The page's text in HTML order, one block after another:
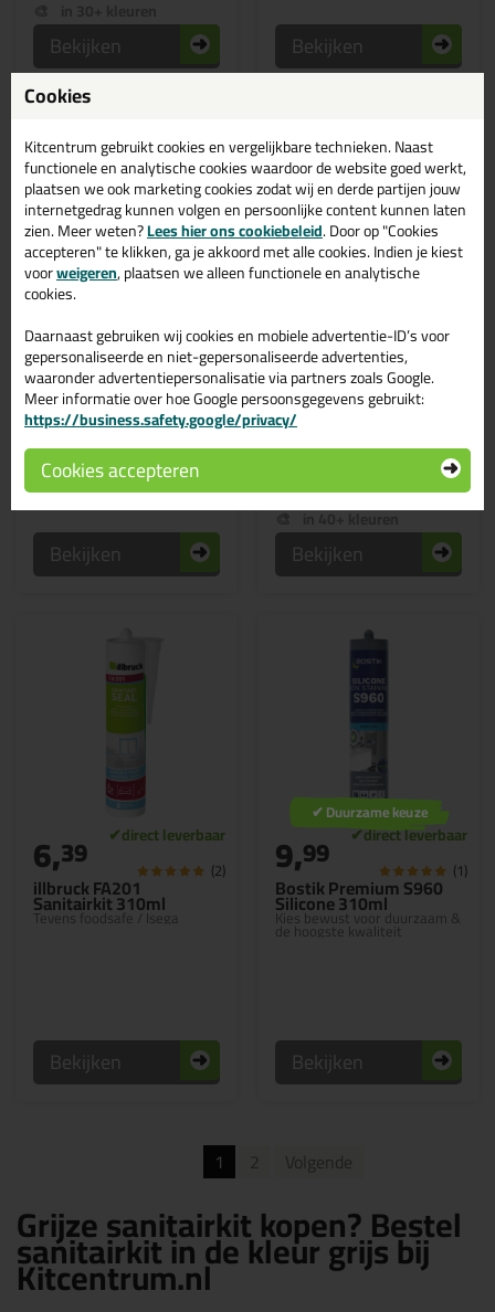
Bekijken Bekijken
Quadroseal 310ml
Neutrale siliconenkit voor
gevels, sanitair en
natuursteen
5,99 (1)
Bekijken
Mapei Mapesil AC
310ml
Een oplosmiddelvrije,
azijnzuurhoudende
siliconenkit die ideaal is voor
gebruik binnen- en
in 40+ kleuren
10,99
Bekijken
illbruck FA201
Sanitairkit 310ml
Tevens foodsafe / Isega
6,39 (2)
Bekijken
Bostik Premium S960
Silicone 310ml
Kies bewust voor duurzaam &
de hoogste kwaliteit
✔ Duurzame keuze
9,99 (1)
Bekijken
1 2 Volgende
Grijze sanitairkit kopen? Bestel
sanitairkit in de kleur grijs bij
Kitcentrum.nl
Cookies
Kitcentrum gebruikt cookies en vergelijkbare technieken. Naast
functionele en analytische cookies waardoor de website goed werkt,
plaatsen we ook marketing cookies zodat wij en derde partijen jouw
internetgedrag kunnen volgen en persoonlijke content kunnen laten
zien. Meer weten?Lees hier ons cookiebeleid. Door op "Cookies
accepteren" te klikken, ga je akkoord met alle cookies. Indien je kiest
voorweigeren, plaatsen we alleen functionele en analytische
cookies.
Daarnaast gebruiken wij cookies en mobiele advertentie-ID’s voor
gepersonaliseerde en niet-gepersonaliseerde advertenties,
waaronder advertentiepersonalisatie via partners zoals Google.
Meer informatie over hoe Google persoonsgegevens gebruikt:
https://business.safety.google/privacy/
Cookies accepteren